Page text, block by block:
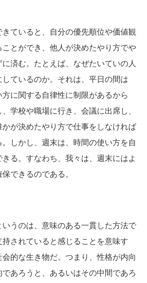
ていると、自分の優先順位や価値観
とができ、他人が決めたやり方でや
済む。たとえば、なぜたいていの人
ているのか。それは、平日の間は
に関する自律性に制限があるから
学校や職場に行き、会議に出席し、
が決めたやり方で仕事をしなければ
しかし、週末は、時間の使い方を自
る。すなわち、我々は、週末にはよ
できるのである。
うのは、意味のある一貫した方法で
されていると感じることを意味す
的な生き物だ。つまり、性格が内向
あろうと、あるいはその中間であろ